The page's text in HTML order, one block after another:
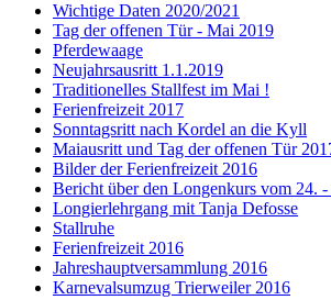
Wichtige Daten 2020/2021
Tag der offenen Tür - Mai 2019
Pferdewaage
Neujahrsausritt 1.1.2019
Traditionelles Stallfest im Mai !
Ferienfreizeit 2017
Sonntagsritt nach Kordel an die Kyll
Maiausritt und Tag der offenen Tür
Bilder der Ferienfreizeit 2016
Bericht über den Longenkurs vom 24.
Longierlehrgang mit Tanja Defosse
Stallruhe
Ferienfreizeit 2016
Jahreshauptversammlung 2016
Karnevalsumzug Trierweiler 2016